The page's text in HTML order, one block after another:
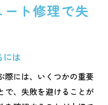
ト修理で失
には
際には、いくつかの重要
で、失敗を避けることが